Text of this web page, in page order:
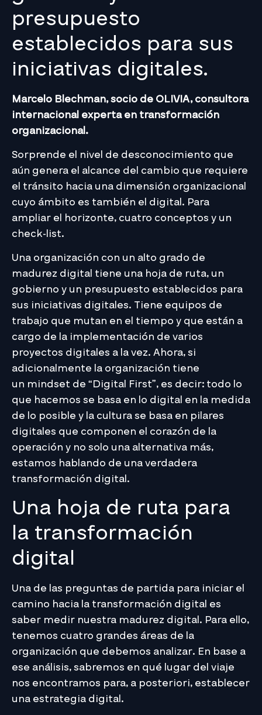
presupuesto
establecidos para sus
iniciativas digitales.
Marcelo Blechman, socio de OLIVIA, consultora
internacional experta en transformación
organizacional.
Sorprende el nivel de desconocimiento que
aún genera el alcance del cambio que requiere
el tránsito hacia una dimensión organizacional
cuyo ámbito es también el digital. Para
ampliar el horizonte, cuatro conceptos y un
check-list.
Una organización con un alto grado de
madurez digital tiene una hoja de ruta, un
gobierno y un presupuesto establecidos para
sus iniciativas digitales. Tiene equipos de
trabajo que mutan en el tiempo y que están a
cargo de la implementación de varios
proyectos digitales a la vez. Ahora, si
adicionalmente la organización tiene
un mindset de “Digital First”, es decir: todo lo
que hacemos se basa en lo digital en la medida
de lo posible y la cultura se basa en pilares
digitales que componen el corazón de la
operación y no solo una alternativa más,
estamos hablando de una verdadera
transformación digital.
Una hoja de ruta para
la transformación
digital
Una de las preguntas de partida para iniciar el
camino hacia la transformación digital es
saber medir nuestra madurez digital. Para ello,
tenemos cuatro grandes áreas de la
organización que debemos analizar. En base a
ese análisis, sabremos en qué lugar del viaje
nos encontramos para, a posteriori, establecer
una estrategia digital.